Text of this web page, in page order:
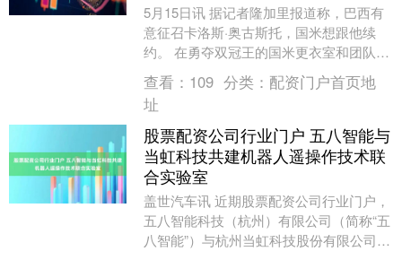
5月15日讯 据记者隆加里报道称，巴西有
意征召卡洛斯·奥古斯托，国米想跟他续
约。 在勇夺双冠王的国米更衣室和团队动
态中，有一个虽然不常占据封面头条或聚
光灯，但无....
查看： 109 分类： 配资门户首页地
址
股票配资公司行业门户 五八智能与
当虹科技共建机器人遥操作技术联
合实验室
盖世汽车讯 近期股票配资公司行业门户，
五八智能科技（杭州）有限公司（简称“五
八智能”）与杭州当虹科技股份有限公司